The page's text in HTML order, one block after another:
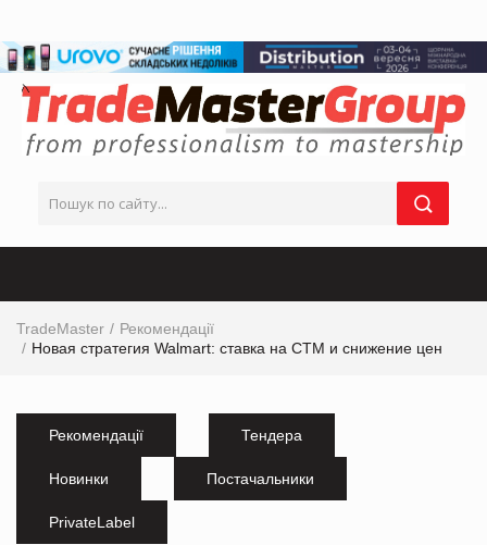
TradeMaster
Рекомендації
Новая стратегия Walmart: ставка на СТМ и снижение цен
Рекомендації Тендера
Новинки Постачальники
PrivateLabel